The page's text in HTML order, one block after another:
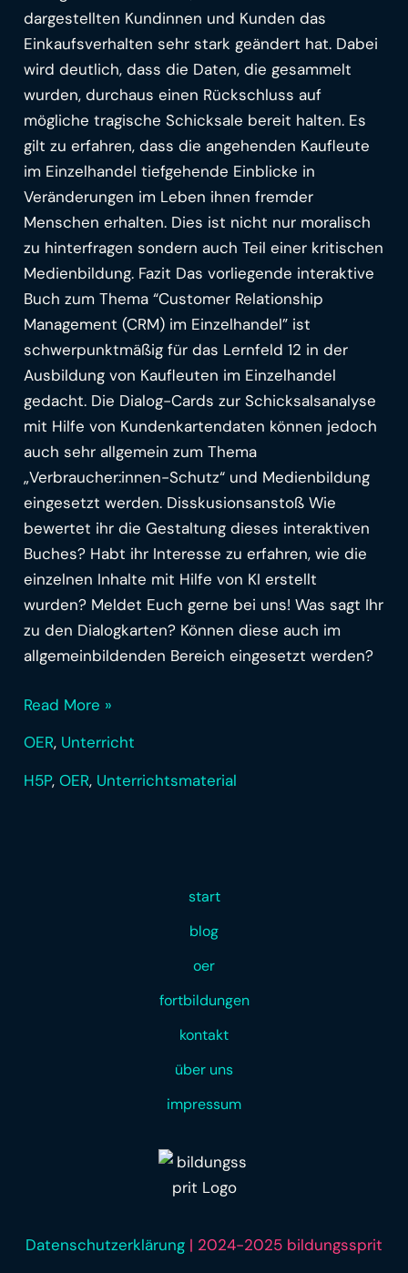
dargestellten Kundinnen und Kunden das
Einkaufsverhalten sehr stark geändert hat. Dabei
wird deutlich, dass die Daten, die gesammelt
wurden, durchaus einen Rückschluss auf
mögliche tragische Schicksale bereit halten. Es
gilt zu erfahren, dass die angehenden Kaufleute
im Einzelhandel tiefgehende Einblicke in
Veränderungen im Leben ihnen fremder
Menschen erhalten. Dies ist nicht nur moralisch
zu hinterfragen sondern auch Teil einer kritischen
Medienbildung. Fazit Das vorliegende interaktive
Buch zum Thema “Customer Relationship
Management (CRM) im Einzelhandel” ist
schwerpunktmäßig für das Lernfeld 12 in der
Ausbildung von Kaufleuten im Einzelhandel
gedacht. Die Dialog-Cards zur Schicksalsanalyse
mit Hilfe von Kundenkartendaten können jedoch
auch sehr allgemein zum Thema
„Verbraucher:innen-Schutz“ und Medienbildung
eingesetzt werden. Disskusionsanstoß Wie
bewertet ihr die Gestaltung dieses interaktiven
Buches? Habt ihr Interesse zu erfahren, wie die
einzelnen Inhalte mit Hilfe von KI erstellt
wurden? Meldet Euch gerne bei uns! Was sagt Ihr
zu den Dialogkarten? Können diese auch im
allgemeinbildenden Bereich eingesetzt werden?
Read More »
OER, Unterricht
H5P,OER, Unterrichtsmaterial
start
blog
oer
fortbildungen
kontakt
über uns
impressum
Datenschutzerklärung | 2024-2025 bildungssprit